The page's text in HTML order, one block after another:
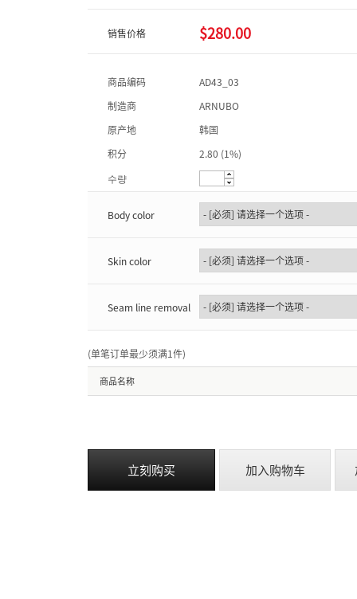
销售价格 $280.00
商品编码
AD43_03
制造商
ARNUBO
原产地
韩国
积分
2.80 (1%)
수량
Body color
Skin color
Seam line removal
(单笔订单最少须满1件)
商品名称
立刻购买 加入购物车